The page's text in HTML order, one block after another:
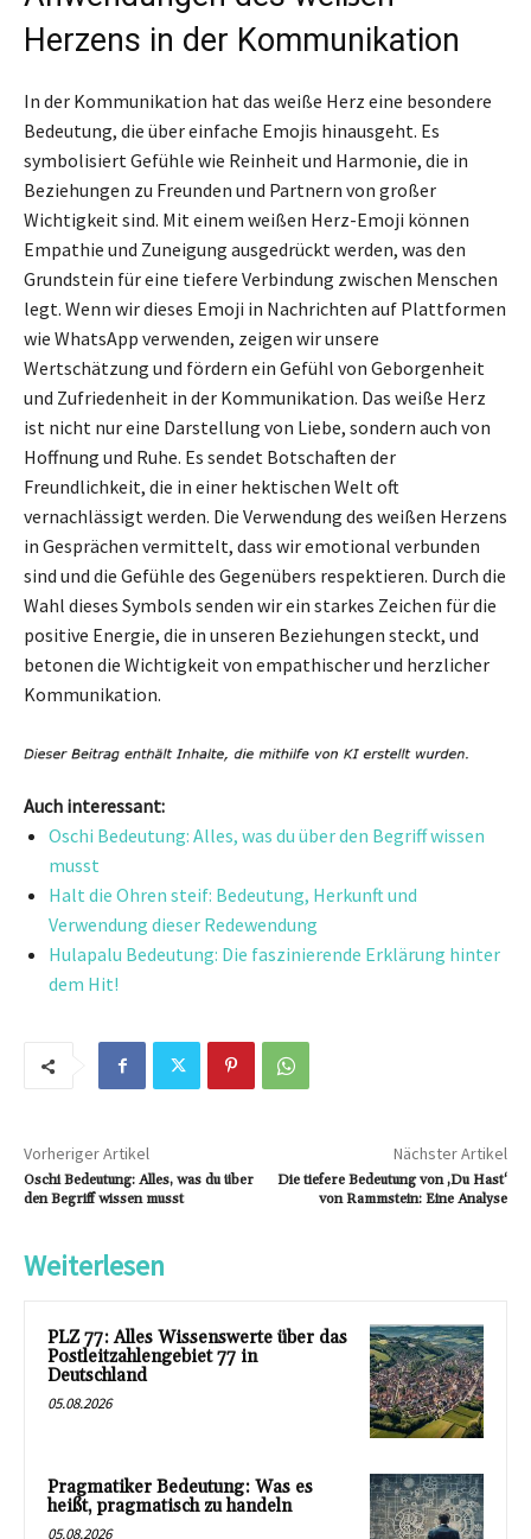
Herzens in der Kommunikation
In der Kommunikation hat das weiße Herz eine besondere
Bedeutung, die über einfache Emojis hinausgeht. Es
symbolisiert Gefühle wie Reinheit und Harmonie, die in
Beziehungen zu Freunden und Partnern von großer
Wichtigkeit sind. Mit einem weißen Herz-Emoji können
Empathie und Zuneigung ausgedrückt werden, was den
Grundstein für eine tiefere Verbindung zwischen Menschen
legt. Wenn wir dieses Emoji in Nachrichten auf Plattformen
wie WhatsApp verwenden, zeigen wir unsere
Wertschätzung und fördern ein Gefühl von Geborgenheit
und Zufriedenheit in der Kommunikation. Das weiße Herz
ist nicht nur eine Darstellung von Liebe, sondern auch von
Hoffnung und Ruhe. Es sendet Botschaften der
Freundlichkeit, die in einer hektischen Welt oft
vernachlässigt werden. Die Verwendung des weißen Herzens
in Gesprächen vermittelt, dass wir emotional verbunden
sind und die Gefühle des Gegenübers respektieren. Durch die
Wahl dieses Symbols senden wir ein starkes Zeichen für die
positive Energie, die in unseren Beziehungen steckt, und
betonen die Wichtigkeit von empathischer und herzlicher
Kommunikation.
Auch interessant:
Oschi Bedeutung: Alles, was du über den Begriff wissen
musst
Halt die Ohren steif: Bedeutung, Herkunft und
Verwendung dieser Redewendung
Hulapalu Bedeutung: Die faszinierende Erklärung hinter
dem Hit!
Vorheriger Artikel
Oschi Bedeutung: Alles, was du über
den Begriff wissen musst
Nächster Artikel
Die tiefere Bedeutung von ‚Du Hast‘
von Rammstein: Eine Analyse
Weiterlesen
PLZ 77: Alles Wissenswerte über das
Postleitzahlengebiet 77 in
Deutschland
05.08.2026
Pragmatiker Bedeutung: Was es
heißt, pragmatisch zu handeln
05.08.2026